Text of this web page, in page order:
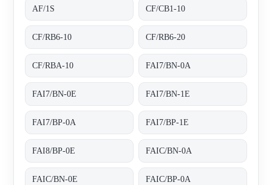
AF/1S CF/CB1-10
CF/RB6-10 CF/RB6-20
CF/RBA-10 FAI7/BN-0A
FAI7/BN-0E FAI7/BN-1E
FAI7/BP-0A FAI7/BP-1E
FAI8/BP-0E FAIC/BN-0A
FAIC/BN-0E FAIC/BP-0A